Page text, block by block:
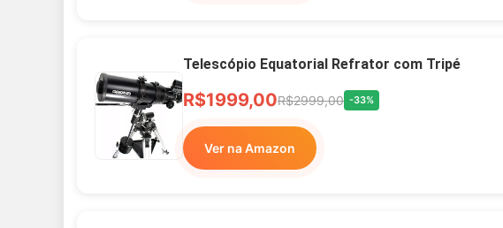
Telescópio Equatorial Refrator com Tripé
R$1999,00R$2999,00 -33%
Ver na Amazon